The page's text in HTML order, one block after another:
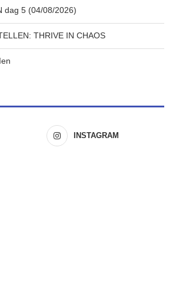
dag 5 (04/08/2026)
THRIVE IN CHAOS
INSTAGRAM